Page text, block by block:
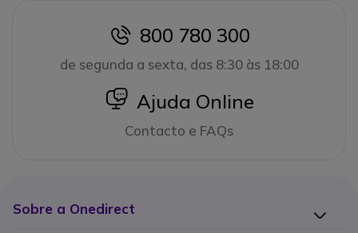
icon
800 780 300
de segunda a sexta, das 8:30 às 18:00
icon
Ajuda Online
Contacto e FAQs
Sobre a Onedirect